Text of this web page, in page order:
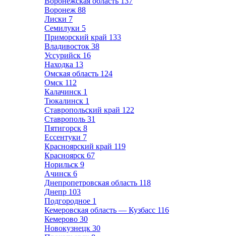
Воронеж 88
Лиски 7
Семилуки 5
Приморский край 133
Владивосток 38
Уссурийск 16
Находка 13
Омская область 124
Омск 112
Калачинск 1
Тюкалинск 1
Ставропольский край 122
Ставрополь 31
Пятигорск 8
Ессентуки 7
Красноярский край 119
Красноярск 67
Норильск 9
Ачинск 6
Днепропетровская область 118
Днепр 103
Подгородное 1
Кемеровская область — Кузбасс 116
Кемерово 30
Новокузнецк 30